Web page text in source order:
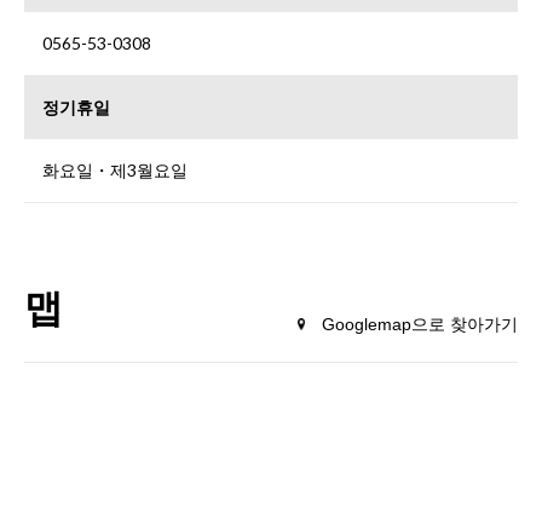
0565-53-0308
정기휴일
화요일・제3월요일
맵 Googlemap으로 찾아가기